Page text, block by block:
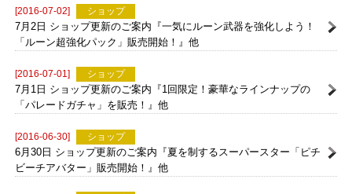
[2016-07-02] ショップ
7月2日 ショップ更新のご案内『一気にルーン武器を強化しよう！
「ルーン超強化パック」販売開始！​​』他
[2016-07-01] ショップ
7月1日 ショップ更新のご案内『1回限定！豪華なラインナップの
「パレードガチャ」を販売！​』他
[2016-06-30] ショップ